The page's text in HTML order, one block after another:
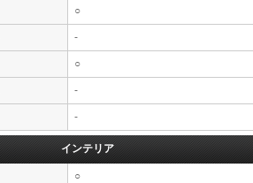
○
-
○
-
-
インテリア
○